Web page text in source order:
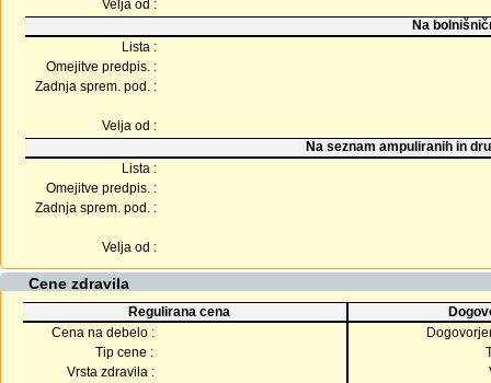
Velja od :
Na
Lista :
Omejitve predpis. :
Zadnja sprem. pod. :
Velja od :
Na seznam ampuliranih in
Lista :
Omejitve predpis. :
Zadnja sprem. pod. :
Velja od :
Cene zdravila
Regulirana cena
Cena na debelo :
Tip cene :
Vrsta zdravila :